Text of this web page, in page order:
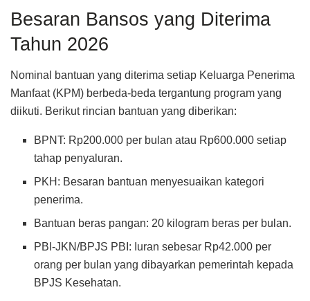
Besaran Bansos yang Diterima
Tahun 2026
Nominal bantuan yang diterima setiap Keluarga Penerima
Manfaat (KPM) berbeda-beda tergantung program yang
diikuti. Berikut rincian bantuan yang diberikan:
BPNT: Rp200.000 per bulan atau Rp600.000 setiap
tahap penyaluran.
PKH: Besaran bantuan menyesuaikan kategori
penerima.
Bantuan beras pangan: 20 kilogram beras per bulan.
PBI-JKN/BPJS PBI: Iuran sebesar Rp42.000 per
orang per bulan yang dibayarkan pemerintah kepada
BPJS Kesehatan.